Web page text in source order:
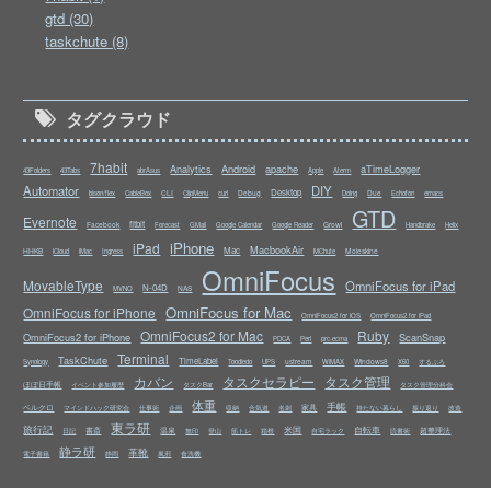
gtd (30)
taskchute (8)
タグクラウド
43Folders 43Tabs 7habit abrAsus Analytics Android apache Apple Aterm aTimeLogger
Automator bison/flex CableBox CLI ClipMenu curl Debug Desktop DIY Doing Due Echofon emacs
Evernote Facebook fitbit Forecast GMail Google Calendar Google Reader Growl GTD Handbrake Helix
HHKB iCloud iMac Ingress iPad iPhone Mac MacbookAir MChute Moleskine
MovableType MVNO N-04D NAS OmniFocus OmniFocus for iPad
OmniFocus for iPhone OmniFocus for Mac OmniFocus2 for iOS OmniFocus2 for iPad
OmniFocus2 for iPhone OmniFocus2 for Mac PDCA Perl prc-ecma Ruby ScanSnap
Synology TaskChute Terminal TimeLabel Toodledo UPS ustream WiMAX Windows8 X60 するぷろ
ほぼ日手帳 イベント参加履歴 カバン タスクBar タスクセラピー タスク管理 タスク管理分科会
ベルクロ マインドハック研究会 仕事術 企画 体重 収納 合気道 名刺 家具 手帳 持たない暮らし 振り返り 改造
旅行記 日記 書斎 東ラ研 温泉 無印 登山 筋トレ 箱根 米国 自宅ラック 自転車 読書術 超整理法
電子書籍 静ラ研 静岡 革靴 風邪 食洗機